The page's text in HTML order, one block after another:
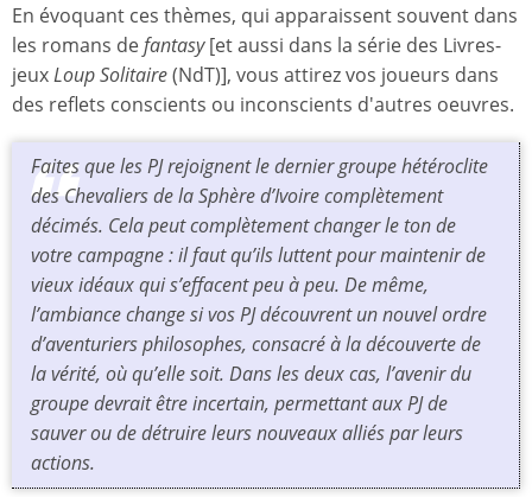
En évoquant ces thèmes, qui apparaissent souvent dans
les romans defantasy[et aussi dans la série des Livres-
jeuxLoup Solitaire(NdT)], vous attirez vos joueurs dans
des reflets conscients ou inconscients d'autres oeuvres.
Faites que les PJ rejoignent le dernier groupe hétéroclite
des Chevaliers de la Sphère d’Ivoire complètement
décimés. Cela peut complètement changer le ton de
votre campagne : il faut qu’ils luttent pour maintenir de
vieux idéaux qui s’effacent peu à peu. De même,
l’ambiance change si vos PJ découvrent un nouvel ordre
d’aventuriers philosophes, consacré à la découverte de
la vérité, où qu’elle soit. Dans les deux cas, l’avenir du
groupe devrait être incertain, permettant aux PJ de
sauver ou de détruire leurs nouveaux alliés par leurs
actions.